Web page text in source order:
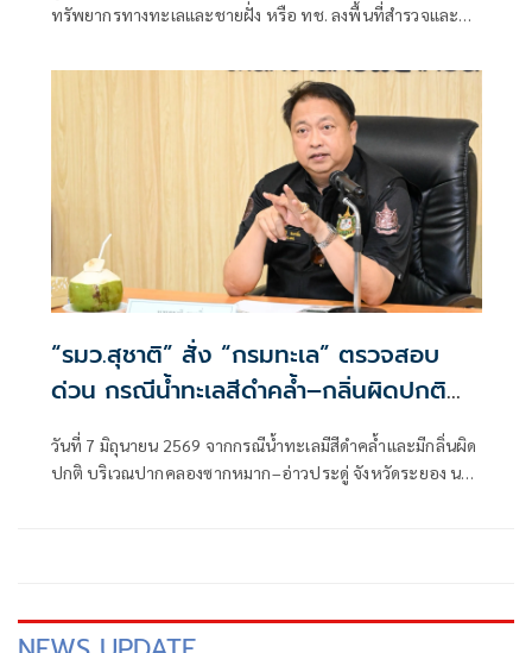
ทรัพยากรทางทะเลและชายฝั่ง หรือ ทช. ลงพื้นที่สำรวจและ
ทะเลสาบสงขลา โดยเฉพาะบริเวณทะเลน้อยและทะเลสาบ
สงขลาตอนบน ระหว่างวันที่ 9–10 มิถุนายน
“รมว.สุชาติ” สั่ง “กรมทะเล” ตรวจสอบ
ด่วน กรณีน้ำทะเลสีดำคล้ำ–กลิ่นผิดปกติ
จ.ระยอง คาดเกิดจากตะกอนก้นทะเลถูก
กวนจากคลื่นลมมรสุม
วันที่ 7 มิถุนายน 2569 จากกรณีน้ำทะเลมีสีดำคล้ำและมีกลิ่นผิด
ปกติ บริเวณปากคลองซากหมาก–อ่าวประดู่ จังหวัดระยอง นาย